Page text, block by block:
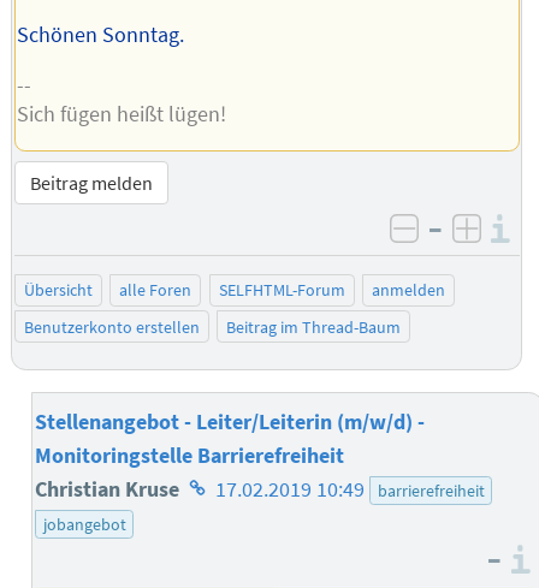
Schönen Sonntag.
--
Sich fügen heißt lügen!
Beitrag melden
negativ
–
Übersicht alle Foren SELFHTML-Forum
anmelden
Benutzerkonto erstellen
Beitrag im Thread-Baum
Stellenangebot - Leiter/Leiterin (m/w/d) -
Monitoringstelle Barrierefreiheit
Christian Kruse Homepage
17.02.2019 10:49
barrierefreiheit
jobangebot
–